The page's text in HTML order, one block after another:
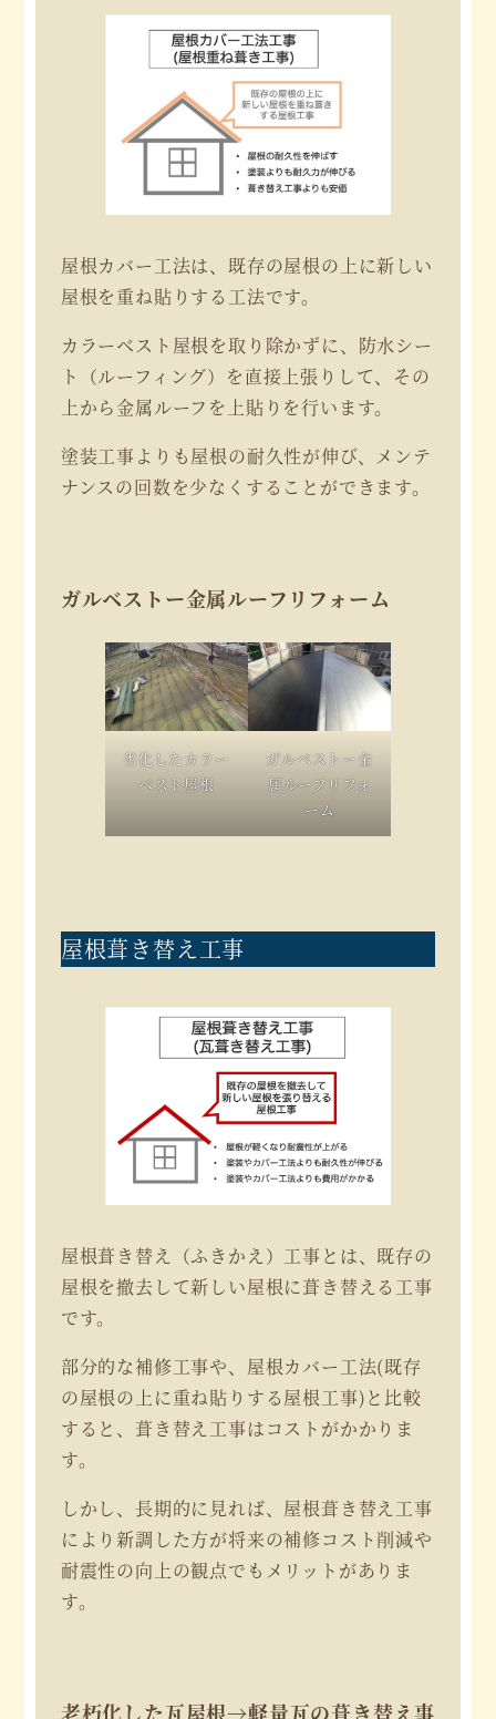
屋根カバー工法は、既存の屋根の上に新しい
屋根を重ね貼りする工法です。
カラーベスト屋根を取り除かずに、防水シー
ト（ルーフィング）を直接上張りして、その
上から金属ルーフを上貼りを行います。
塗装工事よりも屋根の耐久性が伸び、メンテ
ナンスの回数を少なくすることができます。
ガルベストー金属ルーフリフォーム
劣化したカラー
ベスト屋根
ガルベストー金
属ルーフリフォ
ーム
屋根葺き替え工事
屋根葺き替え（ふきかえ）工事とは、既存の
屋根を撤去して新しい屋根に葺き替える工事
です。
部分的な補修工事や、屋根カバー工法(既存
の屋根の上に重ね貼りする屋根工事)と比較
すると、葺き替え工事はコストがかかりま
す。
しかし、長期的に見れば、屋根葺き替え工事
により新調した方が将来の補修コスト削減や
耐震性の向上の観点でもメリットがありま
す。
老朽化した瓦屋根→軽量瓦の葺き替え事